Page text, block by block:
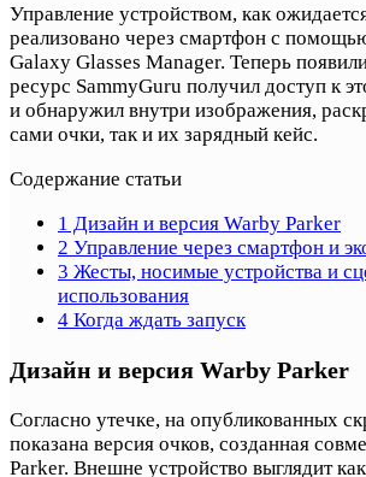
Управление устройством, как
реализовано через смартфон с
Galaxy Glasses Manager. Теперь
ресурс SammyGuru получил доступ к
и обнаружил внутри изображения,
сами очки, так и их зарядный кейс.
Содержание статьи
1 Дизайн и версия Warby Parker
2 Управление через смартфон и
3 Жесты, носимые устройства и
использования
4 Когда ждать запуск
Дизайн и версия Warby Parker
Согласно утечке, на опубликованных
показана версия очков, созданная
Parker. Внешне устройство выглядит